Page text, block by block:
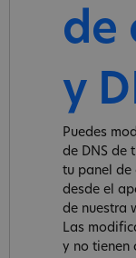
de
y
Puedes
de DNS de
tu panel de
desde el
de nuestra
Las
y no tienen